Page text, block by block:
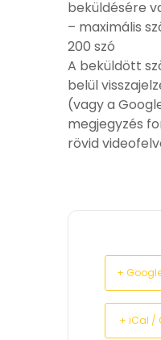
beküldésére
– maximális
200 szó
A beküldött
belül
(vagy a
megjegyzés
rövid
+
+ iCal /